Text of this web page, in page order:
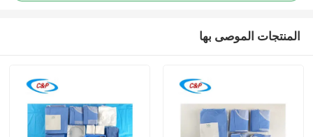
المنتجات الموصى بها